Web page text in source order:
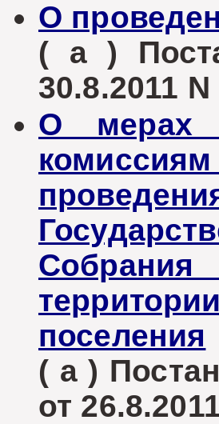
О
( а )
30.8.2011
О мерах
поселения
( а )
от